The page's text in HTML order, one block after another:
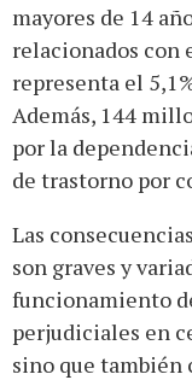
mayores de 14
relacionados con
representa el
Además, 144
por la
de trastorno por
Las
son graves y
funcionamiento
perjudiciales en
sino que también